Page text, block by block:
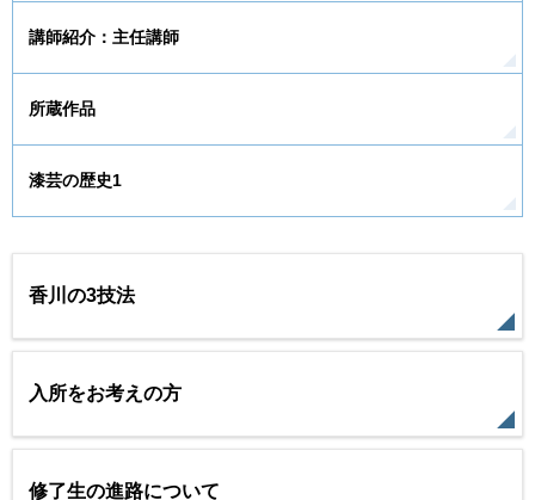
講師紹介：主任講師
所蔵作品
漆芸の歴史1
香川の3技法
入所をお考えの方
修了生の進路について